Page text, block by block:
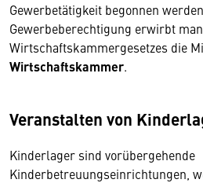
Gewerbetätigkeit begonnen
Gewerbeberechtigung erwirbt
Wirtschaftskammergesetzes die
Wirtschaftskammer.
Veranstalten von
Kinderlager sind vorübergehende
Kinderbetreuungseinrichtungen,